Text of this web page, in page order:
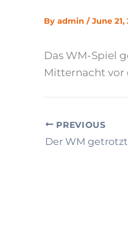
By admin /June 21,
Das WM-Spiel
Mitternacht vor
PREVIOUS
Der WM